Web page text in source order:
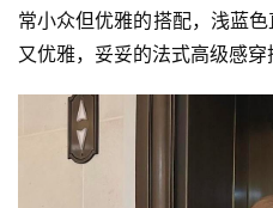
常小众但优雅的搭配，浅蓝
又优雅，妥妥的法式高级感穿